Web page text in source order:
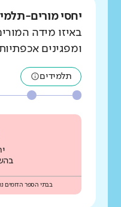
יחסי מורים-
באיזו מידה
ומפגינים
תלמידים
בבתי הספר הדומים